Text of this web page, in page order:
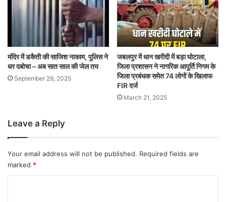
मंदिर में डकैती की साजिश नाकाम, पुलिस ने
धर दबोचा – अब सात साल की जेल तय
September 29, 2025
जबलपुर में धान खरीदी में बड़ा घोटाला,
जिला प्रशासन ने नागरिक आपूर्ति निगम के
जिला प्रबंधक समेत 74 लोगों के खिलाफ
FIR दर्ज
March 21, 2025
Leave a Reply
Your email address will not be published. Required fields are
marked *